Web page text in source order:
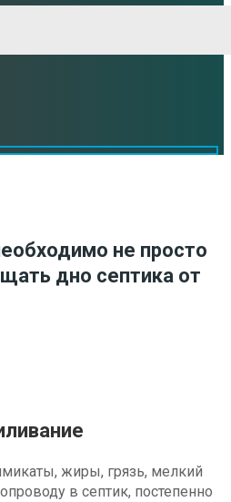
не просто
дно септика от
жиры, грязь, мелкий
в септик, постепенно